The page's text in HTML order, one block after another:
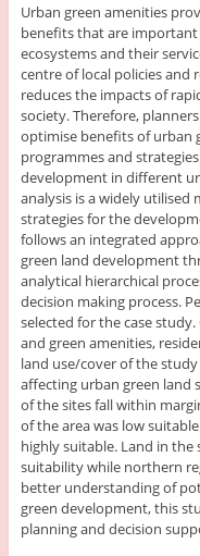
Urban green amenities
benefits that are
ecosystems and their
centre of local policies
reduces the impacts of
society. Therefore,
optimise benefits of urban
programmes and
development in different
analysis is a widely
strategies for the
follows an integrated
green land development
analytical hierarchical
decision making process.
selected for the case
and green amenities,
land use/cover of the
affecting urban green land
of the sites fall within
of the area was low
highly suitable. Land in
suitability while northern
better understanding of
green development, this
planning and decision